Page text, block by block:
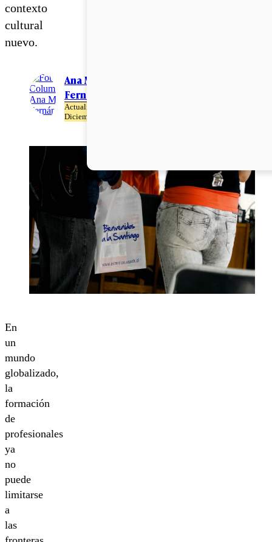
contexto
cultural
nuevo.
Ana María
Fernández
Actualizado el 05 de
Diciembre del 2024
En
un
mundo
globalizado,
la
formación
de
profesionales
ya
no
puede
limitarse
a
las